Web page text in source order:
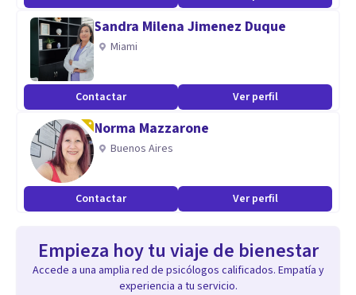
Sandra Milena Jimenez Duque
Miami
Contactar Ver perfil
Norma Mazzarone
Buenos Aires
Contactar Ver perfil
Empieza hoy tu viaje de bienestar
Accede a una amplia red de psicólogos calificados. Empatía y
experiencia a tu servicio.